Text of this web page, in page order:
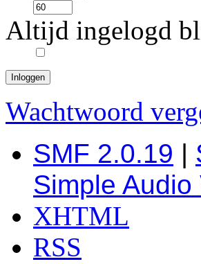
Altijd ingelogd
Wachtwoord
SMF 2.0.19 |
Simple
XHTML
RSS